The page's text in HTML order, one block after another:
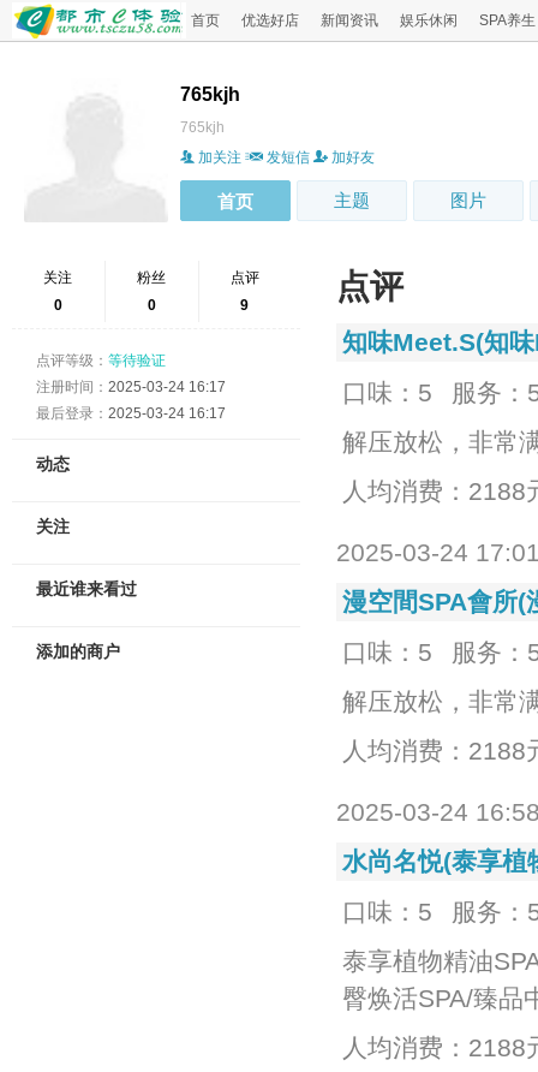
首页 优选好店 新闻资讯 娱乐休闲 SPA养生
765kjh
765kjh
加关注
发短信 加好友
首页 主题 图片
关注
0
粉丝
0
点评
9
点评等级： 等待验证
注册时间： 2025-03-24 16:17
最后登录： 2025-03-24 16:17
动态
关注
最近谁来看过
添加的商户
点评
知味Meet.S(知
口味：5
服务：
解压放松，非常
人均消费：2188
2025-03-24
漫空間SPA會所(
口味：5
服务：
解压放松，非常
人均消费：2188
2025-03-24
水尚名悦(泰享植
口味：5
服务：
泰享植物精油
臀焕活SPA/臻品
人均消费：2188